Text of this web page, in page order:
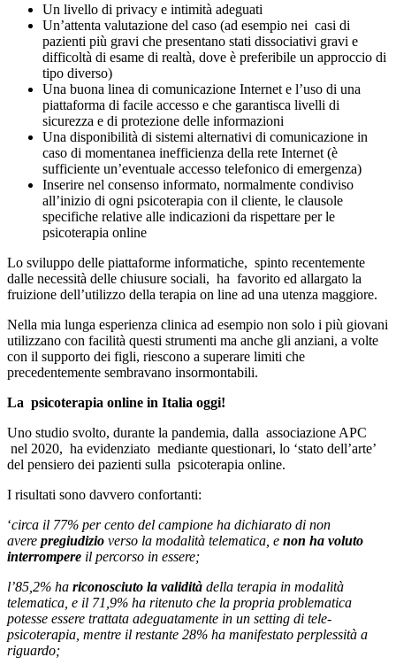
Un livello di privacy e intimità adeguati
Un’attenta valutazione del caso (ad esempio nei casi di
pazienti più gravi che presentano stati dissociativi gravi e
difficoltà di esame di realtà, dove è preferibile un approccio di
tipo diverso)
Una buona linea di comunicazione Internet e l’uso di una
piattaforma di facile accesso e che garantisca livelli di
sicurezza e di protezione delle informazioni
Una disponibilità di sistemi alternativi di comunicazione in
caso di momentanea inefficienza della rete Internet (è
sufficiente un’eventuale accesso telefonico di emergenza)
Inserire nel consenso informato, normalmente condiviso
all’inizio di ogni psicoterapia con il cliente, le clausole
specifiche relative alle indicazioni da rispettare per le
psicoterapia online
Lo sviluppo delle piattaforme informatiche, spinto recentemente
dalle necessità delle chiusure sociali, ha favorito ed allargato la
fruizione dell’utilizzo della terapia on line ad una utenza maggiore.
Nella mia lunga esperienza clinica ad esempio non solo i più giovani
utilizzano con facilità questi strumenti ma anche gli anziani, a volte
con il supporto dei figli, riescono a superare limiti che
precedentemente sembravano insormontabili.
La psicoterapia online in Italia oggi!
Uno studio svolto, durante la pandemia, dalla associazione APC
nel 2020, ha evidenziato mediante questionari, lo ‘stato dell’arte’
del pensiero dei pazienti sulla psicoterapia online.
I risultati sono davvero confortanti:
‘circa il 77% per cento del campione ha dichiarato di non
avere pregiudizio verso la modalità telematica, e non ha voluto
interrompere il percorso in essere;
l’85,2% ha riconosciuto la validità della terapia in modalità
telematica, e il 71,9% ha ritenuto che la propria problematica
potesse essere trattata adeguatamente in un setting di tele-
psicoterapia, mentre il restante 28% ha manifestato perplessità a
riguardo;